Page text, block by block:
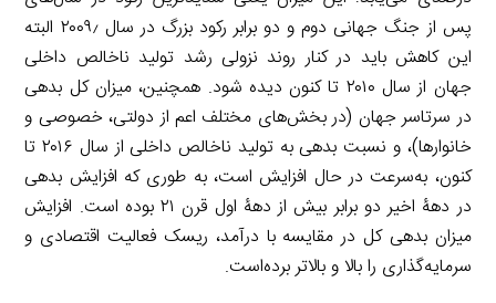
پس از جنگ جهانی دوم و دو برابر رکود بزرگ در سال ۲۰۰۹٫ البته
این کاهش باید در کنار روند نزولی رشد تولید ناخالص داخلی
جهان از سال ۲۰۱۰ تا کنون دیده شود. همچنین، میزان کل بدهی
در سرتاسر جهان (در بخش‌های مختلف اعم از دولتی، خصوصی و
خانوارها)، و نسبت بدهی به تولید ناخالص داخلی از سال ۲۰۱۶ تا
کنون، به‌سرعت در حال افزایش است، به طوری که افزایش بدهی
در دهۀ اخیر دو برابر بیش از دهۀ اول قرن ۲۱ بوده است. افزایش
میزان بدهی کل در مقایسه با درآمد، ریسک فعالیت اقتصادی و
سرمایه‌گذاری را بالا و بالاتر برده‌است.